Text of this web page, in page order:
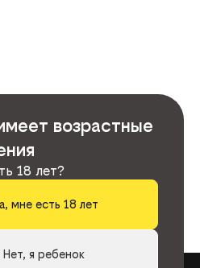
возрастные
18 лет?
мне есть 18 лет
Нет, я ребенок